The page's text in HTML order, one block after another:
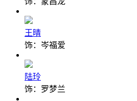
王晴
饰：岑福爱
陆玲
饰：罗梦兰